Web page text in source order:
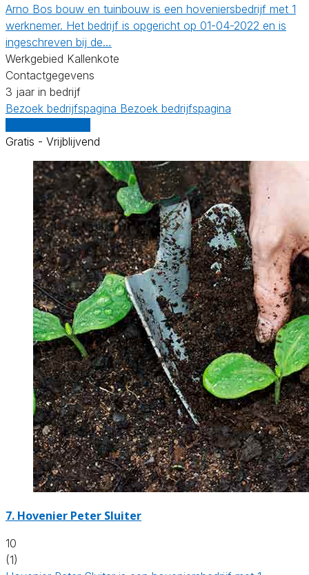
Arno Bos bouw en tuinbouw is een hoveniersbedrijf met 1
werknemer. Het bedrijf is opgericht op 01-04-2022 en is
ingeschreven bij de…
Werkgebied Kallenkote
Contactgegevens
3 jaar in bedrijf
Bezoek bedrijfspagina Bezoek bedrijfspagina
Gratis - Vrijblijvend
7. Hovenier Peter Sluiter
10
(1)